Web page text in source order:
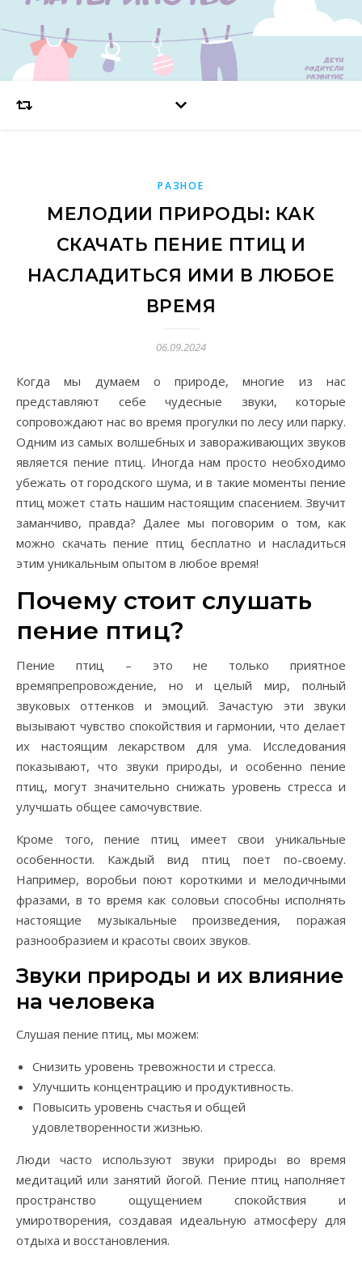
РАЗНОЕ
МЕЛОДИИ ПРИРОДЫ: КАК
СКАЧАТЬ ПЕНИЕ ПТИЦ И
НАСЛАДИТЬСЯ ИМИ В ЛЮБОЕ
ВРЕМЯ
06.09.2024
Когда мы думаем о природе, многие из нас
представляют себе чудесные звуки, которые
сопровождают нас во время прогулки по лесу или парку.
Одним из самых волшебных и завораживающих звуков
является пение птиц. Иногда нам просто необходимо
убежать от городского шума, и в такие моменты пение
птиц может стать нашим настоящим спасением. Звучит
заманчиво, правда? Далее мы поговорим о том, как
можно скачать пение птиц бесплатно и насладиться
этим уникальным опытом в любое время!
Почему стоит слушать
пение птиц?
Пение птиц – это не только приятное
времяпрепровождение, но и целый мир, полный
звуковых оттенков и эмоций. Зачастую эти звуки
вызывают чувство спокойствия и гармонии, что делает
их настоящим лекарством для ума. Исследования
показывают, что звуки природы, и особенно пение
птиц, могут значительно снижать уровень стресса и
улучшать общее самочувствие.
Кроме того, пение птиц имеет свои уникальные
особенности. Каждый вид птиц поет по-своему.
Например, воробьи поют короткими и мелодичными
фразами, в то время как соловьи способны исполнять
настоящие музыкальные произведения, поражая
разнообразием и красоты своих звуков.
Звуки природы и их влияние
на человека
Слушая пение птиц, мы можем:
Снизить уровень тревожности и стресса.
Улучшить концентрацию и продуктивность.
Повысить уровень счастья и общей
удовлетворенности жизнью.
Люди часто используют звуки природы во время
медитаций или занятий йогой. Пение птиц наполняет
пространство ощущением спокойствия и
умиротворения, создавая идеальную атмосферу для
отдыха и восстановления.